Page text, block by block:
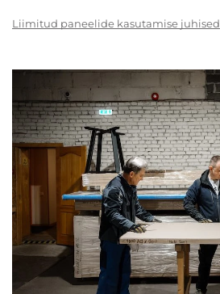
Liimitud paneelide kasutamise juhised